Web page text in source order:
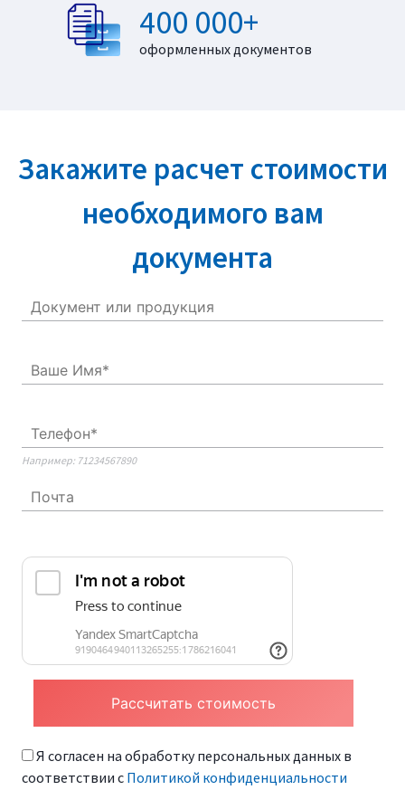
400 000+
оформленных документов
Закажите расчет стоимости
необходимого вам
документа
Например: 71234567890
Я согласен на обработку персональных данных в
соответствии с Политикой конфиденциальности